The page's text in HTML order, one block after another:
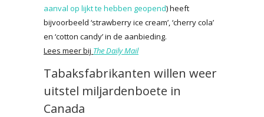
aanval op lijkt te hebben geopend) heeft
bijvoorbeeld ‘strawberry ice cream’, ‘cherry cola’
en ‘cotton candy’ in de aanbieding.
Lees meer bij The Daily Mail
Tabaksfabrikanten willen weer
uitstel miljardenboete in
Canada